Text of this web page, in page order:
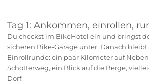
Tag 1: Ankommen, einrollen,
Du checkst im BikeHotel ein und bringst
sicheren Bike-Garage unter. Danach
Einrollrunde: ein paar Kilometer auf
Schotterweg, ein Blick auf die Berge,
Dorf.